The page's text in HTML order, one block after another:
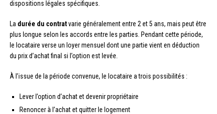
dispositions légales spécifiques.
La durée du contratvarie généralement entre 2 et 5 ans, mais peut être
plus longue selon les accords entre les parties. Pendant cette période,
le locataire verse un loyer mensuel dont une partie vient en déduction
du prix d’achat final si l’option est levée.
À l’issue de la période convenue, le locataire a trois possibilités :
Lever l’option d’achat et devenir propriétaire
Renoncer à l’achat et quitter le logement